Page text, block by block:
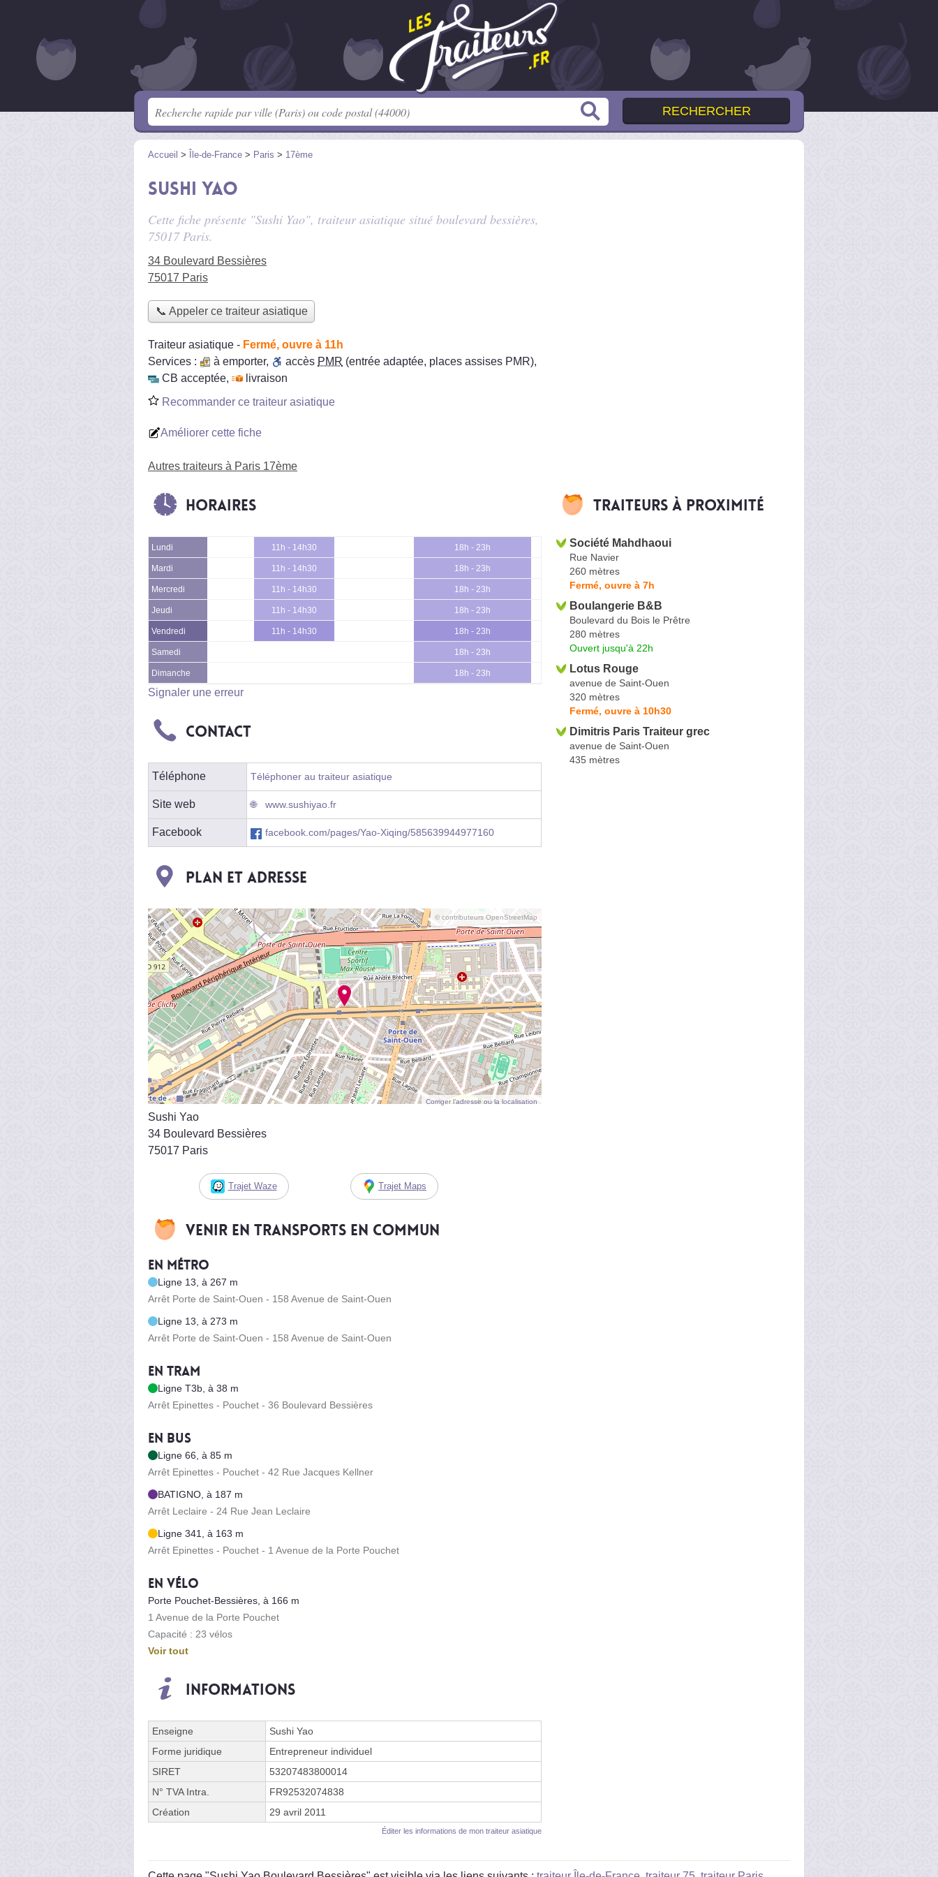
Accueil > Île-de-France > Paris > 17ème
Sushi Yao
Cette fiche présente "Sushi Yao", traiteur asiatique situé boulevard bessières,
75017 Paris.
34 Boulevard Bessières
75017 Paris
📞 Appeler ce traiteur asiatique
Traiteur asiatique - Fermé, ouvre à 11h
Services :
à emporter, accès PMR (entrée adaptée, places assises PMR),
CB acceptée,
livraison
Recommander ce traiteur asiatique
Améliorer cette fiche
Autres traiteurs à Paris 17ème
Horaires
Lundi 11h - 14h30 18h - 23h
Mardi 11h - 14h30 18h - 23h
Mercredi 11h - 14h30 18h - 23h
Jeudi 11h - 14h30 18h - 23h
Vendredi 11h - 14h30 18h - 23h
Samedi 18h - 23h
Dimanche 18h - 23h
Signaler une erreur
Contact
Téléphone Téléphoner au traiteur asiatique
Site web www.sushiyao.fr
Facebook facebook.com/pages/Yao-Xiqing/585639944977160
Plan et adresse
© contributeurs OpenStreetMap
Corriger l’adresse ou la localisation
Sushi Yao
34 Boulevard Bessières
75017 Paris
Trajet Waze Trajet Maps
Venir en transports en commun
En métro
Ligne 13, à 267 m
Arrêt Porte de Saint-Ouen - 158 Avenue de Saint-Ouen
Ligne 13, à 273 m
Arrêt Porte de Saint-Ouen - 158 Avenue de Saint-Ouen
En tram
Ligne T3b, à 38 m
Arrêt Epinettes - Pouchet - 36 Boulevard Bessières
En bus
Ligne 66, à 85 m
Arrêt Epinettes - Pouchet - 42 Rue Jacques Kellner
BATIGNO, à 187 m
Arrêt Leclaire - 24 Rue Jean Leclaire
Ligne 341, à 163 m
Arrêt Epinettes - Pouchet - 1 Avenue de la Porte Pouchet
En vélo
Porte Pouchet-Bessières, à 166 m
1 Avenue de la Porte Pouchet
Capacité : 23 vélos
Voir tout
Informations
Enseigne
Sushi Yao
Forme juridique
Entrepreneur individuel
SIRET
53207483800014
N° TVA Intra.
FR92532074838
Création
29 avril 2011
Éditer les informations de mon traiteur asiatique
Traiteurs à proximité
Société Mahdhaoui
Rue Navier
260 mètres
Fermé, ouvre à 7h
Boulangerie B&B
Boulevard du Bois le Prêtre
280 mètres
Ouvert jusqu'à 22h
Lotus Rouge
avenue de Saint-Ouen
320 mètres
Fermé, ouvre à 10h30
Dimitris Paris Traiteur grec
avenue de Saint-Ouen
435 mètres